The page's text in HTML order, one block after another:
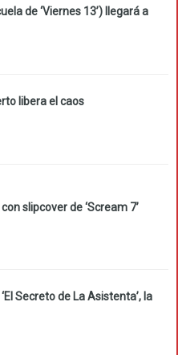
de ‘Viernes 13’) llegará a
libera el caos
slipcover de ‘Scream 7’
Secreto de La Asistenta’, la